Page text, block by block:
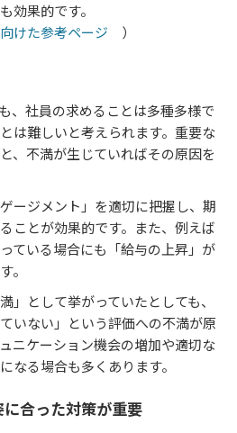
効果的です。
けた参考ページ ）
、社員の求めることは多種多様で
は難しいと考えられます。重要な
、不満が生じていればその原因を
ージメント」を適切に把握し、期
ことが効果的です。また、例えば
ている場合にも「給与の上昇」が
。
」として挙がっていたとしても、
いない」という評価への不満が原
ニケーション機会の増加や適切な
なる場合も多くあります。
合った対策が重要